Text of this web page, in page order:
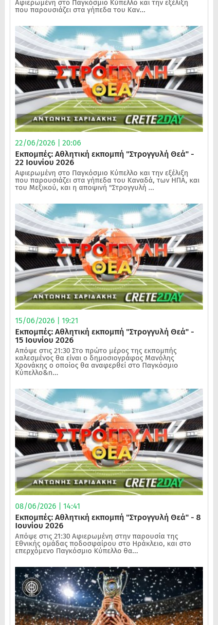
Αφιερωμένη στο Παγκόσμιο Κύπελλο και την εξέλιξη
που παρουσιάζει στα γήπεδα του Καν...
22/06/2026 | 20:06
Εκπομπές: Αθλητική εκπομπή "Στρογγυλή Θεά" -
22 Ιουνίου 2026
Αφιερωμένη στο Παγκόσμιο Κύπελλο και την εξέλιξη
που παρουσιάζει στα γήπεδα του Καναδά, των ΗΠΑ, και
του Μεξικού, και η αποψινή "Στρογγυλή ...
15/06/2026 | 19:21
Εκπομπές: Αθλητική εκπομπή "Στρογγυλή Θεά" -
15 Ιουνίου 2026
Απόψε στις 21:30 Στο πρώτο μέρος της εκπομπής
καλεσμένος θα είναι ο δημοσιογράφος Μανόλης
Χρονάκης ο οποίος θα αναφερθεί στο Παγκόσμιο
Κύπελλο&n...
08/06/2026 | 14:41
Εκπομπές: Αθλητική εκπομπή "Στρογγυλή Θεά" - 8
Ιουνίου 2026
Απόψε στις 21:30 Αφιερωμένη στην παρουσία της
Εθνικής ομάδας ποδοσφαίρου στο Ηράκλειο, και στο
επερχόμενο Παγκόσμιο Κύπελλο θα...